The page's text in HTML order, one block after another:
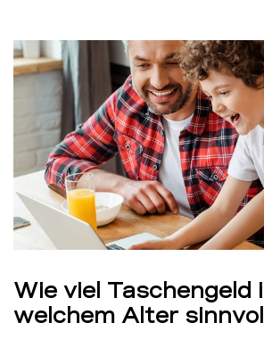
Wie viel Taschengeld
welchem Alter